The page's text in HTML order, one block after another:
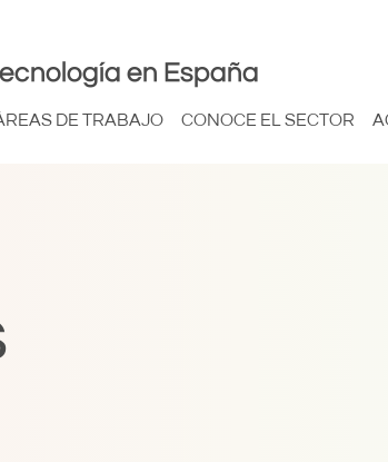
en España
DE TRABAJO CONOCE EL SECTOR